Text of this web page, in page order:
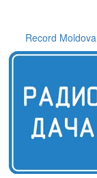
Record Moldova